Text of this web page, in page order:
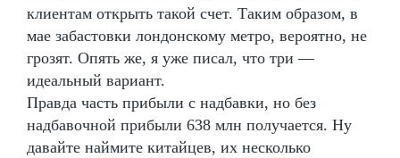
клиентам открыть такой счет. Таким образом, в
мае забастовки лондонскому метро, вероятно, не
грозят. Опять же, я уже писал, что три —
идеальный вариант.
Правда часть прибыли с надбавки, но без
надбавочной прибыли 638 млн получается. Ну
давайте наймите китайцев, их несколько